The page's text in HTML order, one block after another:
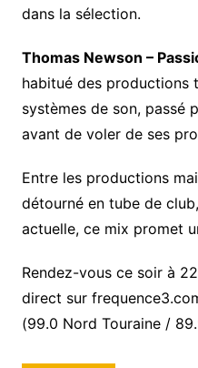
dans la sélection.
Thomas Newson –
habitué des productions
systèmes de son, passé
avant de voler de ses
Entre les productions
détourné en tube de
actuelle, ce mix promet
Rendez-vous ce soir à
direct sur
(99.0 Nord Touraine /